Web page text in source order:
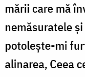
mării care mă
nemăsuratele
potoleşte-mi
alinarea, Ceea